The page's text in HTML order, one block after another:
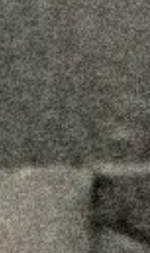
会社概要